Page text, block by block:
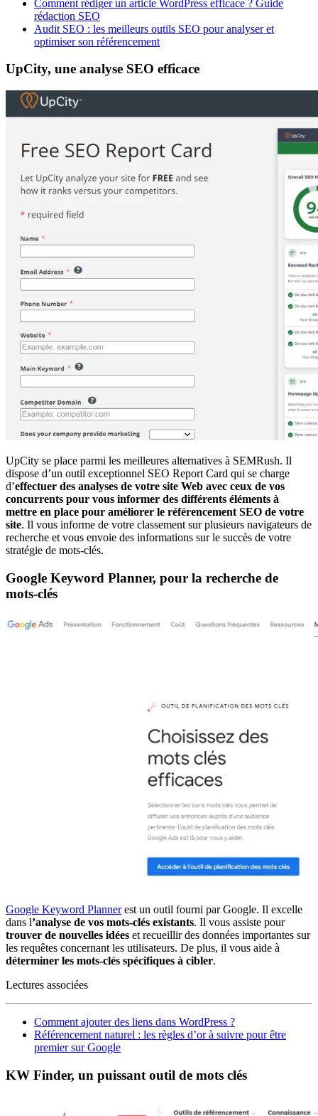
Comment rédiger un article WordPress efficace ? Guide
rédaction SEO
Audit SEO : les meilleurs outils SEO pour analyser et
optimiser son référencement
UpCity, une analyse SEO efficace
UpCity se place parmi les meilleures alternatives à SEMRush. Il
dispose d’un outil exceptionnel SEO Report Card qui se charge
d’effectuer des analyses de votre site Web avec ceux de vos
concurrents pour vous informer des différents éléments à
mettre en place pour améliorer le référencement SEO de votre
site. Il vous informe de votre classement sur plusieurs navigateurs de
recherche et vous envoie des informations sur le succès de votre
stratégie de mots-clés.
Google Keyword Planner, pour la recherche de
mots-clés
Google Keyword Plannerest un outil fourni par Google. Il excelle
dans l’analyse de vos mots-clés existants. Il vous assiste pour
trouver de nouvelles idées et recueillir des données importantes sur
les requêtes concernant les utilisateurs. De plus, il vous aide à
déterminer les mots-clés spécifiques à cibler.
Lectures associées
Comment ajouter des liens dans WordPress ?
Référencement naturel : les règles d’or à suivre pour être
premier sur Google
KW Finder, un puissant outil de mots clés